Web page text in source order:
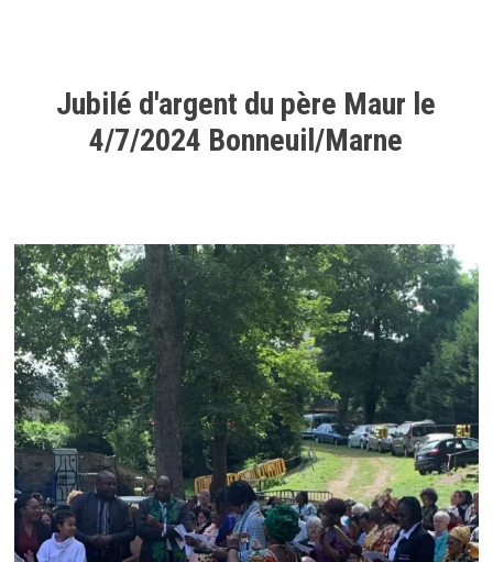
Jubilé d'argent du père Maur le
4/7/2024 Bonneuil/Marne